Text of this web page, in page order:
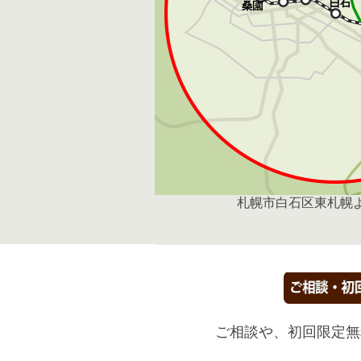
札幌市白石区東札幌
ご相談や、初回限定